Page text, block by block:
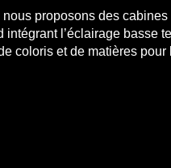
proposons des
l’éclairage basse
coloris et de matières pour